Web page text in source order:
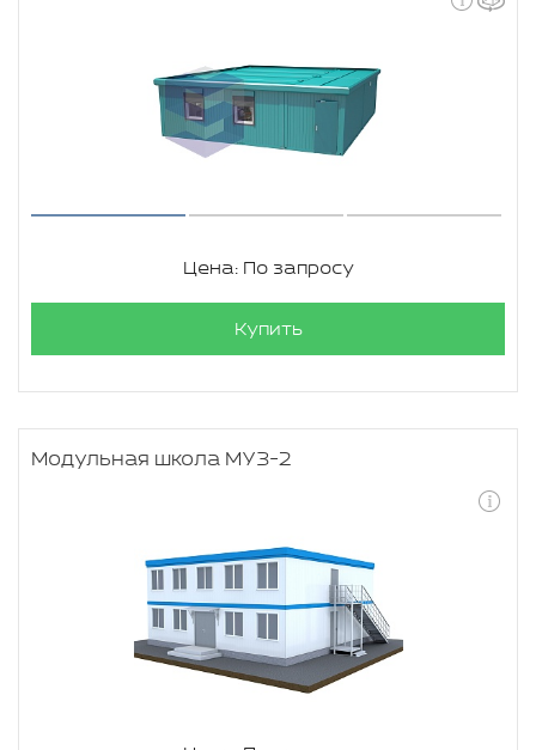
Цена: По запросу
Купить
Модульная школа МУЗ-2